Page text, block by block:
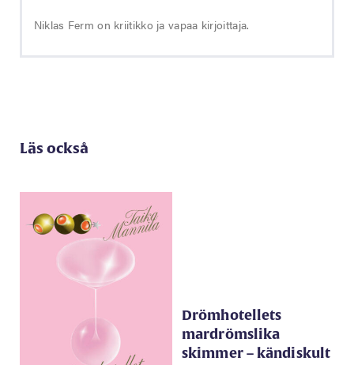
Niklas Ferm on kriitikko ja vapaa kirjoittaja.
Läs också
Drömhotellets
mardrömslika
skimmer – kändiskult